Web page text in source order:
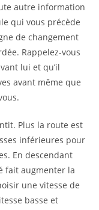
autre information
qui vous précède
de changement
Rappelez-vous
lui et qu’il
avant même que
Plus la route est
inférieures pour
En descendant
fait augmenter la
une vitesse de
basse et